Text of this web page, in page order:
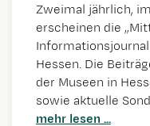
Zweimal jährlich,
erscheinen die
Hessen. Die
der Museen in
sowie aktuelle
mehr lesen ...